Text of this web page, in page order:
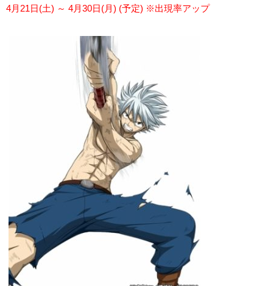
4月21日(土) ～ 4月30日(月) (予定) ※出現率アップ